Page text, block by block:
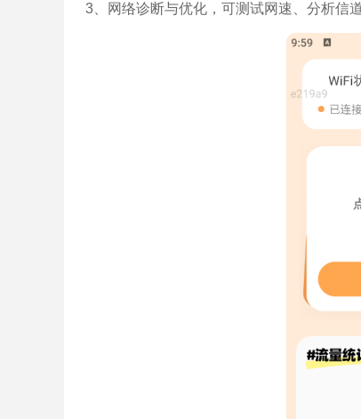
3、网络诊断与优化，可测试网速、分析信